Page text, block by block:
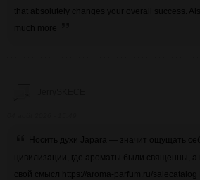
that absolutely changes your overall success.
much more
Носить духи Japara — значит ощущать
цивилизации, где ароматы были священны,
свой смысл https://aroma-parfum.ru/